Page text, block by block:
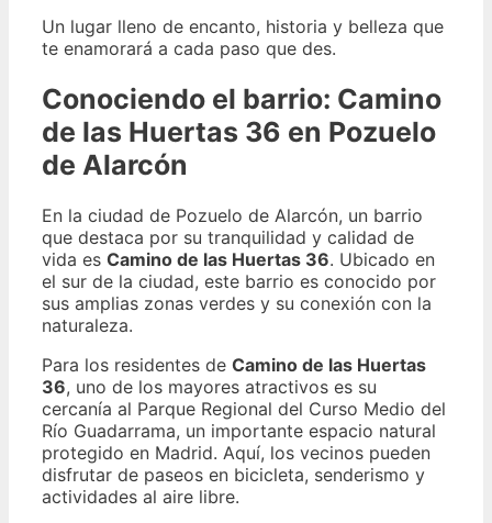
Un lugar lleno de encanto, historia y belleza que
te enamorará a cada paso que des.
Conociendo el barrio: Camino
de las Huertas 36 en Pozuelo
de Alarcón
En la ciudad de Pozuelo de Alarcón, un barrio
que destaca por su tranquilidad y calidad de
vida es Camino de las Huertas 36. Ubicado en
el sur de la ciudad, este barrio es conocido por
sus amplias zonas verdes y su conexión con la
naturaleza.
Para los residentes de Camino de las Huertas
36, uno de los mayores atractivos es su
cercanía al Parque Regional del Curso Medio del
Río Guadarrama, un importante espacio natural
protegido en Madrid. Aquí, los vecinos pueden
disfrutar de paseos en bicicleta, senderismo y
actividades al aire libre.